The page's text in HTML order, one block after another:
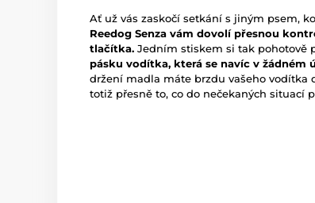
Ať už vás zaskočí setkání s jiným psem,
Reedog Senza vám dovolí přesnou
tlačítka. Jedním stiskem si tak pohotově
pásku vodítka, která se navíc v žádném
držení madla máte brzdu vašeho vodítka
totiž přesně to, co do nečekaných situací